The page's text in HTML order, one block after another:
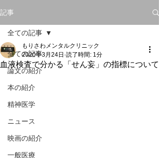
記事
全ての記事
論文の紹介
本の紹介
精神医学
ニュース
映画の紹介
一般医療
全ての記事
血液検査で分かる「せん妄」の指標について
もりさわメンタルクリニック
2020年3月24日 読了時間: 1分